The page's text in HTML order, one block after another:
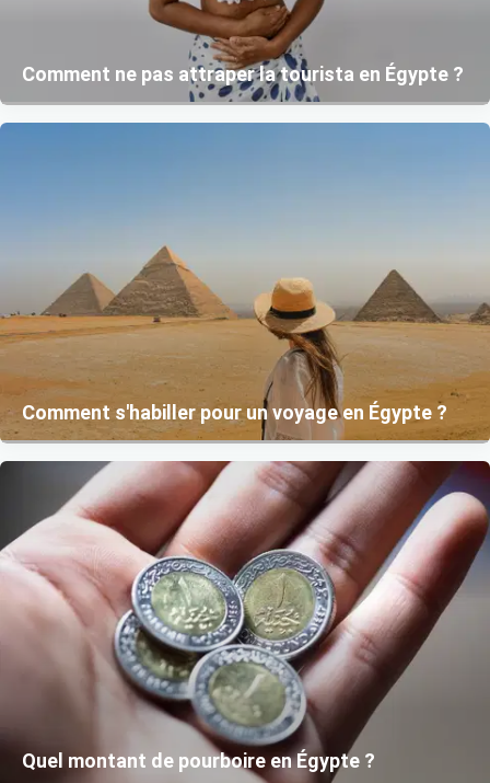
Comment ne pas attraper la tourista en Égypte ?
Comment s'habiller pour un voyage en Égypte ?
Quel montant de pourboire en Égypte ?